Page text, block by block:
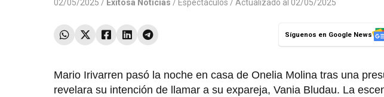
02/05/2025 / Exitosa Noticias / Espectáculos / Actualizado al 02/05/2025
Síguenos en Google News
Mario Irivarren pasó la noche en casa de Onelia Molina tras una
revelara su intención de llamar a su expareja, Vania Bludau. La